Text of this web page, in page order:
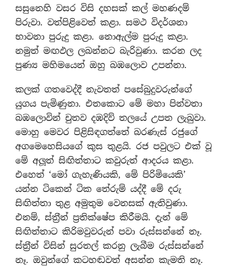
සසුනෙහි වසර විසි දහසක් කල් මහණදම්
පිරුවා. වත්පිළිවෙත් කළා. සමථ විදර්ශනා
භාවනා පුරුදු කළා. නොඇල්ම පුරුදු කළා.
නමුත් මඟඵල ලබන්නට බැරිවුණා. කරන ලද
පුණ්‍ය මහිමයෙන් ඔහු බඹලොව උපන්නා.
කලක් ගතවෙද්දී නැවතත් පසේබුදුවරුන්ගේ
යුගය පැමිණුනා. එතකොට මේ මහා පින්වතා
බඹලොවින් චුතව දඹදිව් තලයේ උපත ලැබුවා.
මොහු මෙවර පිළිසිඳගත්තේ බරණැස් රජුගේ
අගමෙහෙසියගේ කුස තුළයි. රජ පවුලට එක් වූ
මේ අලූත් සිඟිත්තාට කවුරුත් ආදරය කළා.
එහෙත් ‘මෝ ගැහැණියකි, මේ පිරිමියෙකි’
යන්න ටිකෙන් ටික තේරුම් යද්දී මේ දරු
සිඟිත්තා තුළ අමුතුම වෙනසක් ඇතිවුණා.
එනම්, ස්ත‍්‍රීන් ප‍්‍රතික්ෂේප කිරීමයි. දැන් මේ
සිඟිත්තාට කිරිමවුවරුන් පවා රුස්සන්නේ නෑ.
ස්ත‍්‍රීන් විසින් සුරතල් කරනු ලැබීම රුස්සන්නේ
නෑ. ඔවුන්ගේ කටහඬවත් අසන්න කැමති නෑ.